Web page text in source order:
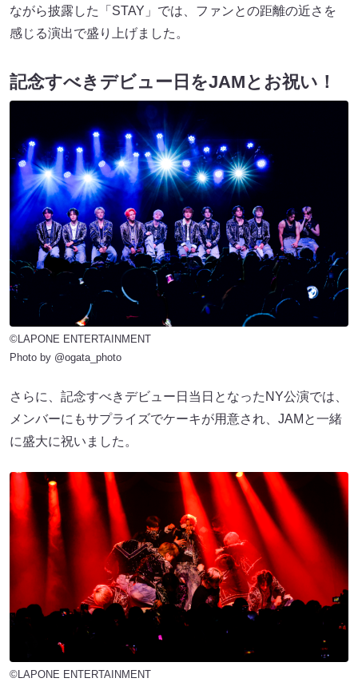
ながら披露した「STAY」では、ファンとの距離の近さを
感じる演出で盛り上げました。
記念すべきデビュー日をJAMとお祝い！
©LAPONE ENTERTAINMENT
Photo by @ogata_photo
さらに、記念すべきデビュー日当日となったNY公演では、
メンバーにもサプライズでケーキが用意され、JAMと一緒
に盛大に祝いました。
©LAPONE ENTERTAINMENT